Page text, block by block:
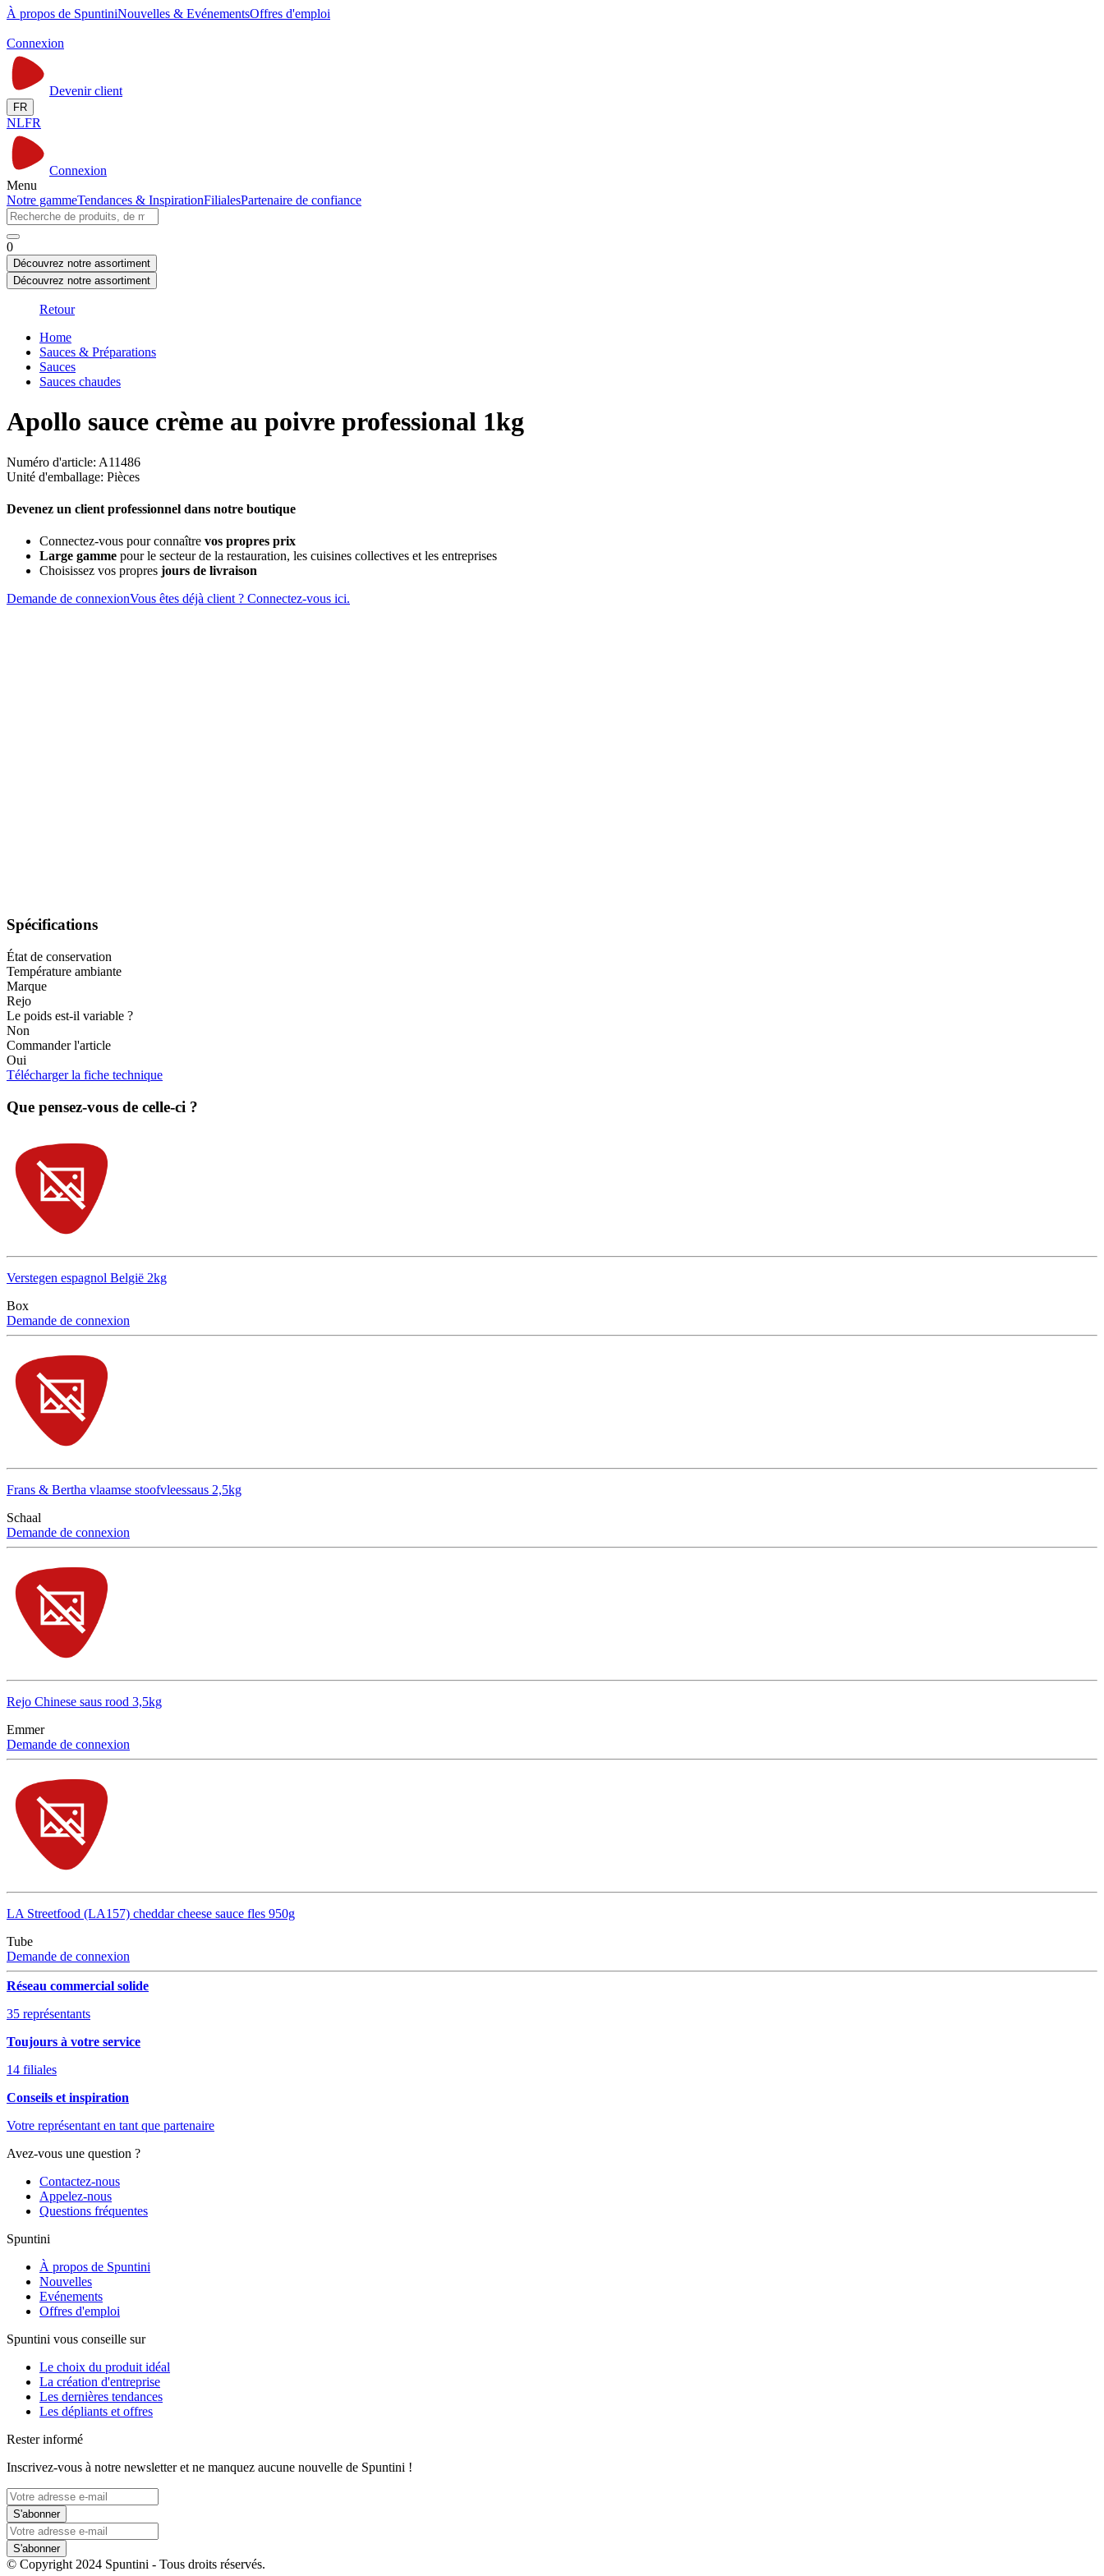
À propos de SpuntiniNouvelles & EvénementsOffres d'emploi
Connexion
Devenir client
FR
NLFR
Connexion
Menu
Notre gammeTendances & InspirationFilialesPartenaire de confiance
0
Découvrez notre assortiment
Découvrez notre assortiment
Retour
Home
Sauces & Préparations
Sauces
Sauces chaudes
Apollo sauce crème au poivre professional 1kg
Numéro d'article: A11486
Unité d'emballage: Pièces
Devenez un client professionnel dans notre boutique
Connectez-vous pour connaître vos propres prix
Large gamme pour le secteur de la restauration, les cuisines collectives et les entreprises
Choisissez vos propres jours de livraison
Demande de connexionVous êtes déjà client ? Connectez-vous ici.
Spécifications
État de conservation
Température ambiante
Marque
Rejo
Le poids est-il variable ?
Non
Commander l'article
Oui
Télécharger la fiche technique
Que pensez-vous de celle-ci ?
Verstegen espagnol België 2kg
Box
Demande de connexion
Frans & Bertha vlaamse stoofvleessaus 2,5kg
Schaal
Demande de connexion
Rejo Chinese saus rood 3,5kg
Emmer
Demande de connexion
LA Streetfood (LA157) cheddar cheese sauce fles 950g
Tube
Demande de connexion
Réseau commercial solide
35 représentants
Toujours à votre service
14 filiales
Conseils et inspiration
Votre représentant en tant que partenaire
Avez-vous une question ?
Contactez-nous
Appelez-nous
Questions fréquentes
Spuntini
À propos de Spuntini
Nouvelles
Evénements
Offres d'emploi
Spuntini vous conseille sur
Le choix du produit idéal
La création d'entreprise
Les dernières tendances
Les dépliants et offres
Rester informé
Inscrivez-vous à notre newsletter et ne manquez aucune nouvelle de Spuntini !
S'abonner
S'abonner
© Copyright 2024 Spuntini - Tous droits réservés.